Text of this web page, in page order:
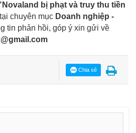
bị phạt và truy thu tiền
tại chuyên mục Doanh nghiệp -
tin phản hồi, góp ý xin gửi về
Chia sẻ